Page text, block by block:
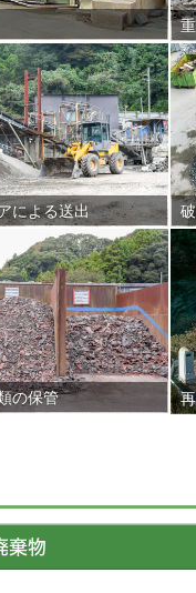
による送出
の保管
棄物